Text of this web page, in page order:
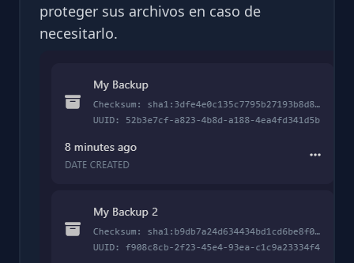
proteger sus archivos en caso de
necesitarlo.